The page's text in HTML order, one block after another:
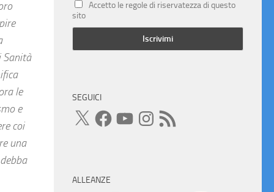
Sanità
le
e
coi
una
Accetto le regole di riservatezza di questo
sito
SEGUICI
X FacebookYouTubeInstagram
Feed
RSS
ALLEANZE